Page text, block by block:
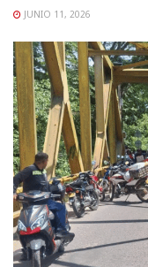
JUNIO 11, 2026